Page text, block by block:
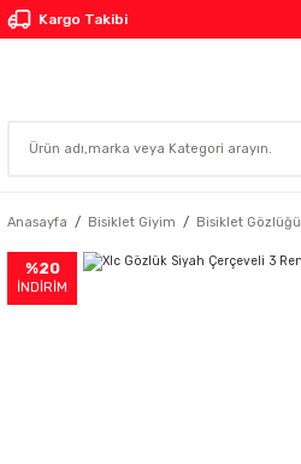
Kargo Takibi
Anasayfa Bisiklet Giyim Bisiklet Gözlüğü
%20
İNDİRİM